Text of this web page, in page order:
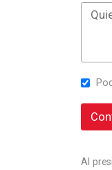
Al